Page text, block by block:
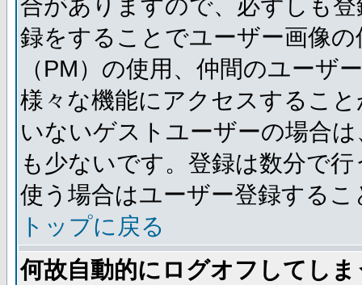
合がありますので、必ずしも
録をすることでユーザー画像
（PM）の使用、仲間のユーザ
様々な機能にアクセスするこ
いないゲストユーザーの場合
も少ないです。登録は数分で
使う場合はユーザー登録する
トップに戻る
何故自動的にログオフしてし